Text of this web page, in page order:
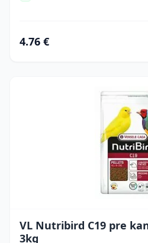
4.76 €
VL Nutribird C19 pre
3kg